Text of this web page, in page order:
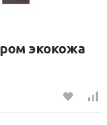
экокожа